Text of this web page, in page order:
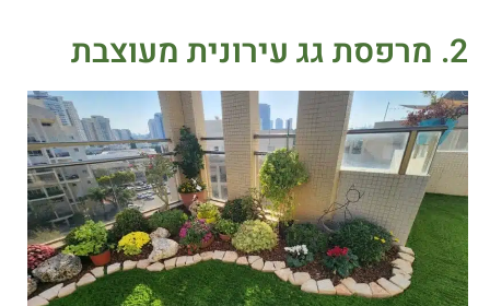
2. מרפסת גג עירונית מעוצבת